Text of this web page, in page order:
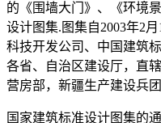
的《围墙大门》、《环境
设计图集.图集自2003年2
科技开发公司、中国建筑
各省、自治区建设厅，直
营房部，新疆生产建设兵团
国家建筑标准设计图集的